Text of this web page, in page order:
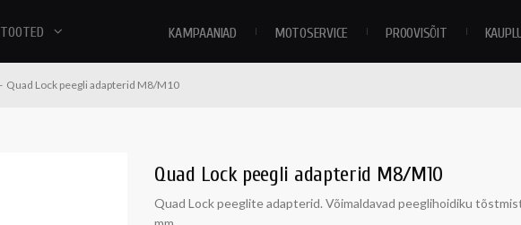
KAMPAANIAD MOTOSERVICE PROOVISÕIT
TOOTED
Quad Lock peegli adapterid M8/M10
Quad Lock peegli adapterid M8/M10
Quad Lock peeglite adapterid. Võimaldavad peeglihoidiku